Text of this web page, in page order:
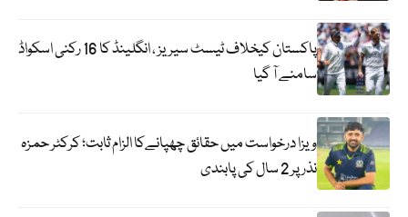
پاکستان کیخلاف ٹیسٹ سیریز ، انگلینڈ کا 16 رکنی اسکواڈ
سامنے آ گیا
ویزا درخواست میں حقائق چھپانےکا الزام ثابت؛ کرکٹر حمزہ
نذر پر 2 سال کی پابندی